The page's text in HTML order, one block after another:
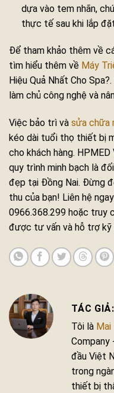
dựa vào tem nhãn,
thực tế sau khi lắp
Để tham khảo thêm về
tìm hiểu thêm về Máy
Hiệu Quả Nhất Cho
làm chủ công nghệ và
Việc bảo trì và sửa chữa
kéo dài tuổi thọ thiết bị
cho khách hàng.
quy trình minh bạch là
đẹp tại Đồng Nai. Đừng
thu của bạn! Liên hệ
0966.368.299 hoặc truy
được tư vấn và hỗ trợ kỹ
Tôi là Mai
Company
đầu Việt
trong
thiết bị